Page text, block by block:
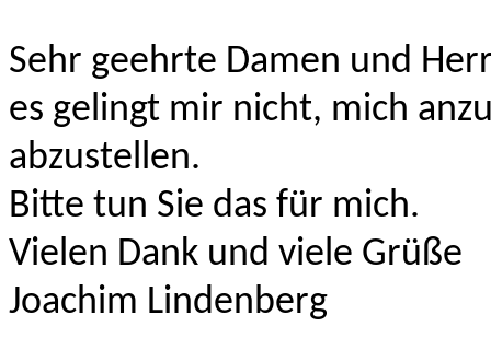
Sehr geehrte Damen und
es gelingt mir nicht, mich
abzustellen.
Bitte tun Sie das für mich.
Vielen Dank und viele Grüße
Joachim Lindenberg